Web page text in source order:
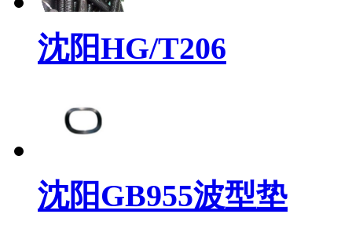
沈阳HG/T206
沈阳GB955波型垫